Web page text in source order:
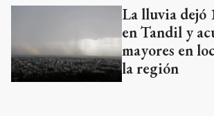
en Tandil y
mayores en
la región